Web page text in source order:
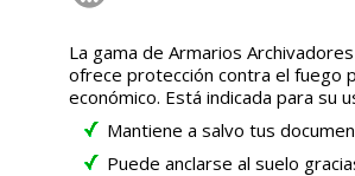
La gama de Armarios Archivadores
ofrece protección contra el fuego
económico. Está indicada para su
Mantiene a salvo tus
Puede anclarse al suelo